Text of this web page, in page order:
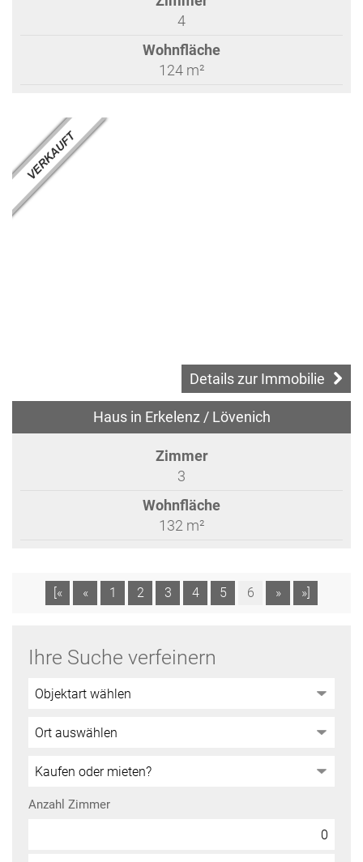
4
Wohnfläche
124 m²
Details zur Immobilie
Haus in Erkelenz / Lövenich
Zimmer
3
Wohnfläche
132 m²
[« « 1 2 3 4 5 6 » »]
Ihre Suche verfeinern
Anzahl Zimmer